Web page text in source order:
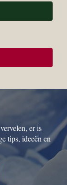
er is
tips, ideeën en